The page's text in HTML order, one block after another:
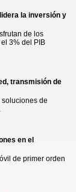
la inversión y
de los
3% del PIB
transmisión de
de
en el
de primer orden